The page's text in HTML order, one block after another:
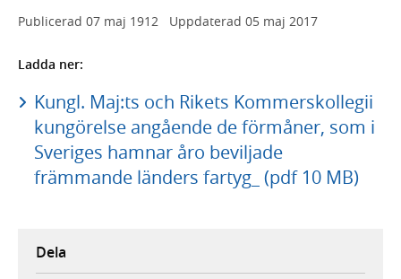
Publicerad 07 maj 1912 Uppdaterad 05 maj 2017
Ladda ner:
Kungl. Maj:ts och Rikets Kommerskollegii
kungörelse angående de förmåner, som i
Sveriges hamnar åro beviljade
främmande länders fartyg_ (pdf 10 MB)
Dela